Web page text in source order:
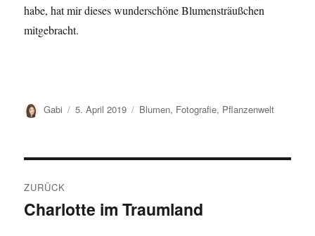
habe, hat mir dieses wunderschöne Blumensträußchen
mitgebracht.
Autor
Gabi
Veröffentlicht
5. April 2019 Kategorien
Blumen, Fotografie, Pflanzenwelt
ZURÜCK
Vorheriger
Charlotte im Traumland